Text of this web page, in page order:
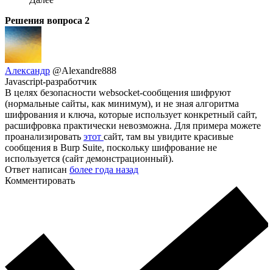
Решения вопроса 2
Александр @Alexandre888
Javascript-разработчик
В целях безопасности websocket-сообщения шифруют
(нормальные сайты, как минимум), и не зная алгоритма
шифрования и ключа, которые использует конкретный сайт,
расшифровка практически невозможна. Для примера можете
проанализировать этот сайт, там вы увидите красивые
сообщения в Burp Suite, поскольку шифрование не
используется (сайт демонстрационный).
Ответ написан более года назад
Комментировать